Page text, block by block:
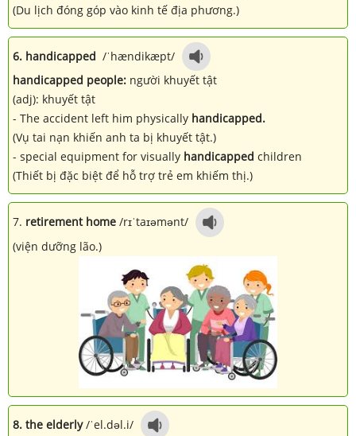
(Du lịch đóng góp vào kinh tế địa phương.)
6. handicapped /ˈhændikæpt/
handicapped people: người khuyết tật
(adj): khuyết tật
- The accident left him physically handicapped.
(Vụ tai nạn khiến anh ta bị khuyết tật.)
- special equipment for visually handicapped children
(Thiết bị đặc biệt để hỗ trợ trẻ em khiếm thị.)
7. retirement home /rɪˈtaɪəmənt/
(viện dưỡng lão.)
8. the elderly/ˈel.dəl.i/